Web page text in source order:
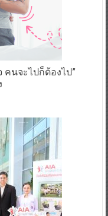
นจะไปก็ต้องไป”